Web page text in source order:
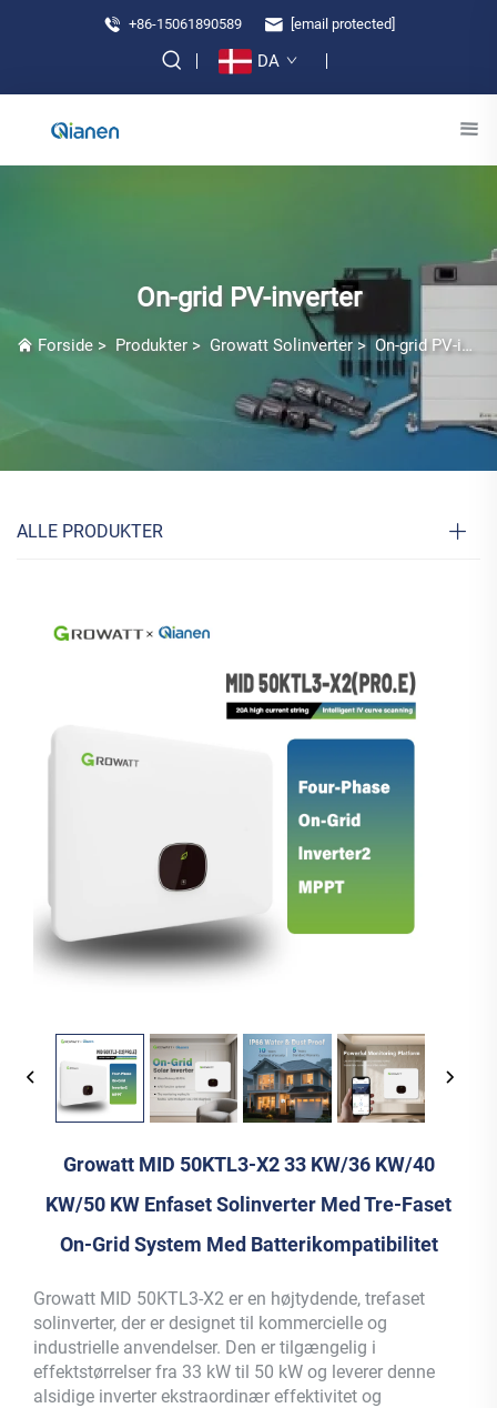
+86-15061890589 [email protected]
DA
On-grid PV-inverter
Forside > Produkter > Growatt Solinverter > On-grid PV-inverter
ALLE PRODUKTER
Growatt MID 50KTL3-X2 33 KW/36 KW/40
KW/50 KW Enfaset Solinverter Med Tre-Faset
On-Grid System Med Batterikompatibilitet
Growatt MID 50KTL3-X2 er en højtydende, trefaset
solinverter, der er designet til kommercielle og
industrielle anvendelser. Den er tilgængelig i
effektstørrelser fra 33 kW til 50 kW og leverer denne
alsidige inverter ekstraordinær effektivitet og